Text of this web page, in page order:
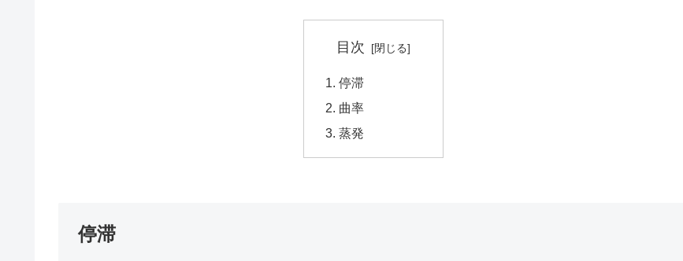
目次
停滞
曲率
蒸発
停滞